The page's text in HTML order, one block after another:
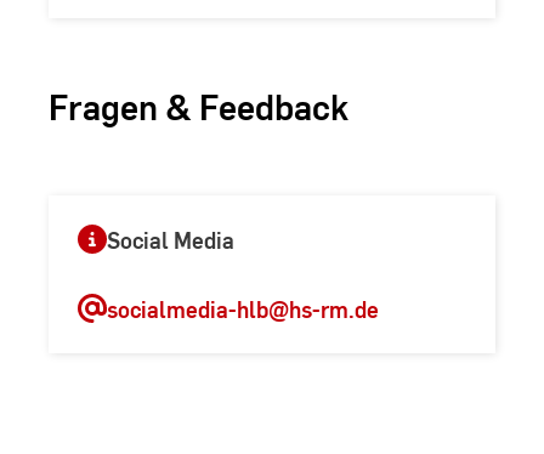
Fragen & Feedback
Social Media
socialmedia-hlb@hs-rm.de